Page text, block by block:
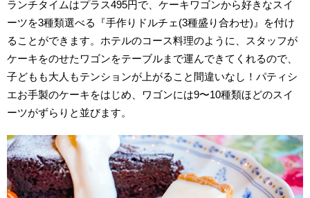
ランチタイムはプラス495円で、ケーキワゴンから好きなスイ
ーツを3種類選べる『手作りドルチェ(3種盛り合わせ)』を付け
ることができます。ホテルのコース料理のように、スタッフが
ケーキをのせたワゴンをテーブルまで運んできてくれるので、
子どもも大人もテンションが上がること間違いなし！パティシ
エお手製のケーキをはじめ、ワゴンには9〜10種類ほどのスイ
ーツがずらりと並びます。